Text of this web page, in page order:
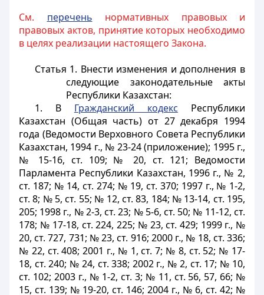
См. перечень нормативных правовых и
правовых актов, принятие которых необходимо
в целях реализации настоящего Закона.
Статья 1. Внести изменения и дополнения в
следующие законодательные акты
Республики Казахстан:
1. В Гражданский кодекс Республики
Казахстан (Общая часть) от 27 декабря 1994
года (Ведомости Верховного Совета Республики
Казахстан, 1994 г., № 23-24 (приложение); 1995 г.,
№ 15-16, ст. 109; № 20, ст. 121; Ведомости
Парламента Республики Казахстан, 1996 г., № 2,
ст. 187; № 14, ст. 274; № 19, ст. 370; 1997 г., № 1-2,
ст. 8; № 5, ст. 55; № 12, ст. 83, 184; № 13-14, ст. 195,
205; 1998 г., № 2-3, ст. 23; № 5-6, ст. 50; № 11-12, ст.
178; № 17-18, ст. 224, 225; № 23, ст. 429; 1999 г., №
20, ст. 727, 731; № 23, ст. 916; 2000 г., № 18, ст. 336;
№ 22, ст. 408; 2001 г., № 1, ст. 7; № 8, ст. 52; № 17-
18, ст. 240; № 24, ст. 338; 2002 г., № 2, ст. 17; № 10,
ст. 102; 2003 г., № 1-2, ст. 3; № 11, ст. 56, 57, 66; №
15, ст. 139; № 19-20, ст. 146; 2004 г., № 6, ст. 42; №